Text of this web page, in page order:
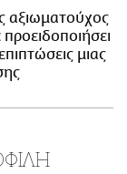
αξιωματούχος
μιας